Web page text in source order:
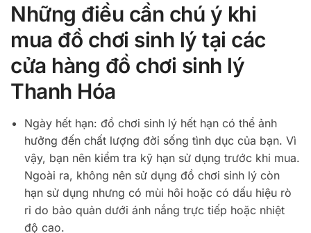
Những điều cần chú ý khi
mua đồ chơi sinh lý tại các
cửa hàng đồ chơi sinh lý
Thanh Hóa
Ngày hết hạn: đồ chơi sinh lý hết hạn có thể ảnh
hưởng đến chất lượng đời sống tình dục của bạn. Vì
vậy, bạn nên kiểm tra kỹ hạn sử dụng trước khi mua.
Ngoài ra, không nên sử dụng đồ chơi sinh lý còn
hạn sử dụng nhưng có mùi hôi hoặc có dấu hiệu rò
rỉ do bảo quản dưới ánh nắng trực tiếp hoặc nhiệt
độ cao.